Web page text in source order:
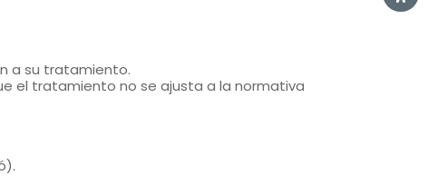
a su tratamiento.
el tratamiento no se ajusta a la normativa